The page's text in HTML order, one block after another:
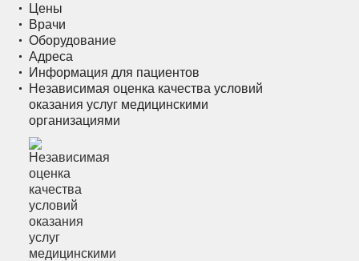
Цены
Врачи
Оборудование
Адреса
Информация для пациентов
Независимая оценка качества условий
оказания услуг медицинскими
организациями